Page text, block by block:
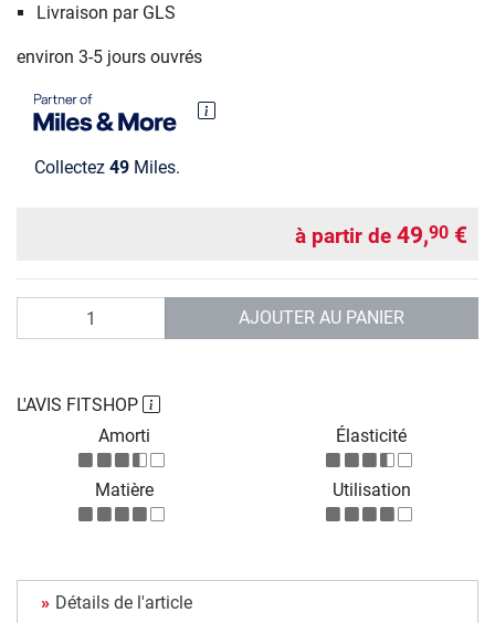
Livraison par GLS
environ 3-5 jours ouvrés
Collectez 49 Miles.
à partir de 49,90 €
AJOUTER AU PANIER
L'AVIS FITSHOP
Amorti
Élasticité
Matière Utilisation
Détails de l'article